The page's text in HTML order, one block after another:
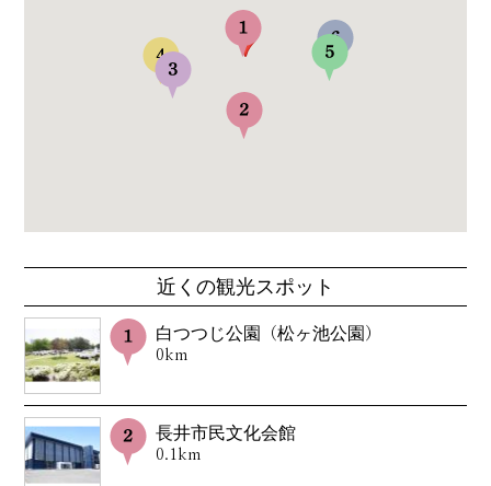
近くの観光スポット
白つつじ公園（松ヶ池公園）
0km
長井市民文化会館
0.1km